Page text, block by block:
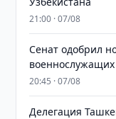
21:00 · 07/08
Сенат одобрил
военнослужащих
20:45 · 07/08
Делегация